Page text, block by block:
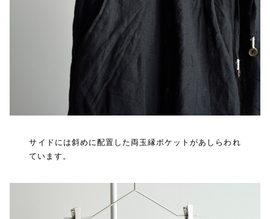
サイドには斜めに配置した両玉縁ポケットがあしらわれ
ています。